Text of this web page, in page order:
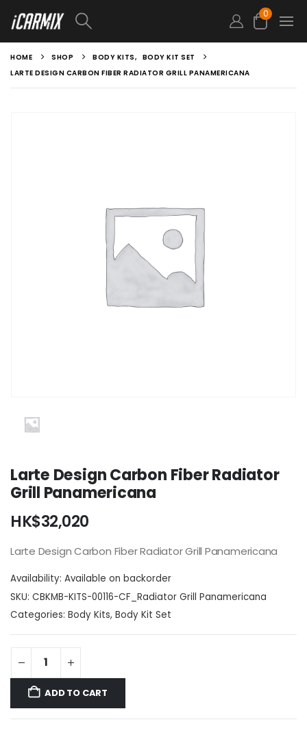
0
HOME SHOP BODY KITS, BODY KIT SET
LARTE DESIGN CARBON FIBER RADIATOR GRILL PANAMERICANA
Larte Design Carbon Fiber Radiator
Grill Panamericana
HK$32,020
Larte Design Carbon Fiber Radiator Grill Panamericana
Availability: Available on backorder
SKU: CBKMB-KITS-00116-CF_Radiator Grill Panamericana
Categories: Body Kits, Body Kit Set
ADD TO CART